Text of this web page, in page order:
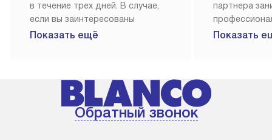
в течение трех дней. В случае,
если вы заинтересованы
в товаре, который доступен
менеджером на сайте. Товары
с особым лейблом
доставляются бесплатно
Показать ещё
партнера
Наш сервис
Показать
Обратный звонок